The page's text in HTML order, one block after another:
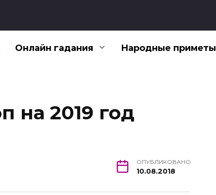
Онлайн гадания Народные приметы
на 2019 год
ОПУБЛИКОВАНО
10.08.2018